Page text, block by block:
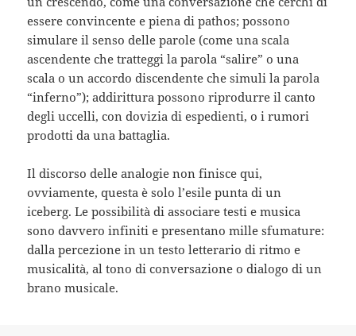
essere convincente e piena di pathos; possono
simulare il senso delle parole (come una scala
ascendente che tratteggi la parola “salire” o una
scala o un accordo discendente che simuli la parola
“inferno”); addirittura possono riprodurre il canto
degli uccelli, con dovizia di espedienti, o i rumori
prodotti da una battaglia.
Il discorso delle analogie non finisce qui,
ovviamente, questa è solo l’esile punta di un
iceberg. Le possibilità di associare testi e musica
sono davvero infiniti e presentano mille sfumature:
dalla percezione in un testo letterario di ritmo e
musicalità, al tono di conversazione o dialogo di un
brano musicale.